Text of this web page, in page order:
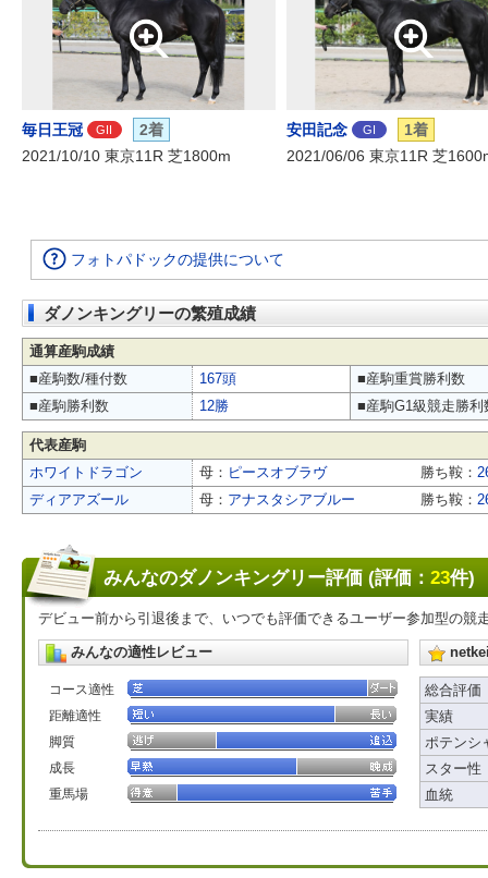
毎日王冠 GII
2着
2021/10/10 東京11R 芝1800m
安田記念 GI
1着
2021/06/06 東京11R 芝
フォトパドックの提供について
ダノンキングリーの繁殖成績
通算産駒成績
■産駒数/種付数
167頭
■産駒重賞勝利数
■産駒勝利数
12勝 ■産駒G1級競走勝利
代表産駒
ホワイトドラゴン
母： ピースオブラヴ 勝ち鞍：
ディアアズール
母： アナスタシアブルー 勝ち鞍：
みんなのダノンキングリー評価 (評価： 23件)
デビュー前から引退後まで、いつでも評価できるユーザー参加型の競
みんなの適性レビュー
コース適性
距離適性
脚質
成長
重馬場
総合評価
実績
ポテンシ
スター性
血統